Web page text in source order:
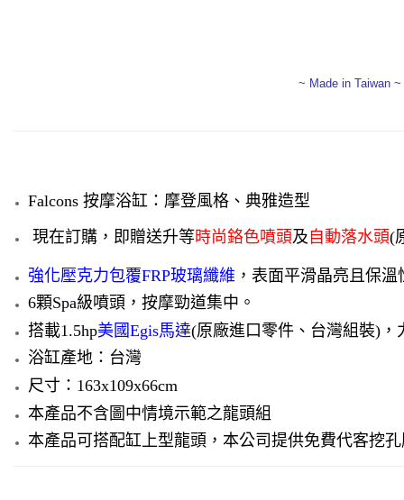
~ Made in Taiwan ~
Falcons 按摩浴缸： 摩登風格、典雅造型
現在訂購，即贈送升等時尚鉻色噴頭及 自動落水頭(
強化壓克力包覆FRP玻璃纖維 ，表面平滑晶亮且保
6顆Spa級噴頭，按摩勁道集中。
搭載1.5hp美國Egis馬達(原廠進口零件、台灣組裝)
浴缸產地：台灣
尺寸：163x109x66cm
本產品不含圖中情境示範之龍頭組
本產品可搭配缸上型龍頭，本公司提供免費代客挖